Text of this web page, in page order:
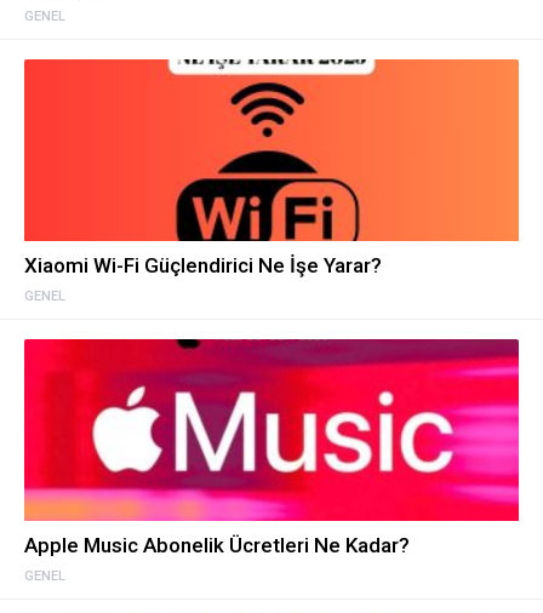
GENEL
GENEL
Xiaomi Wi-Fi Güçlendirici Ne İşe Yarar?
GENEL
Apple Music Abonelik Ücretleri Ne Kadar?